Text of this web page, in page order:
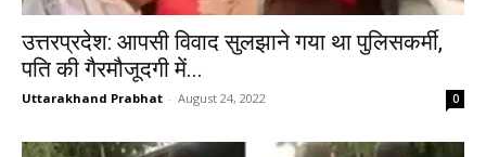
उत्तरप्रदेश: आपसी विवाद सुलझाने गया था पुलिसकर्मी,
पति की गैरमौजूदगी में...
Uttarakhand Prabhat - August 24, 2022 0